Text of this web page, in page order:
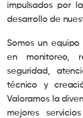
impulsados por
desarrollo de
Somos un
en monitoreo,
seguridad,
técnico y
Valoramos la
mejores